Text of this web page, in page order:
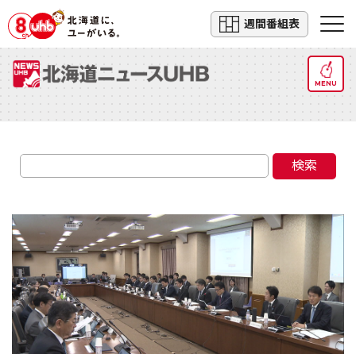
週間番組表
MENU
検索